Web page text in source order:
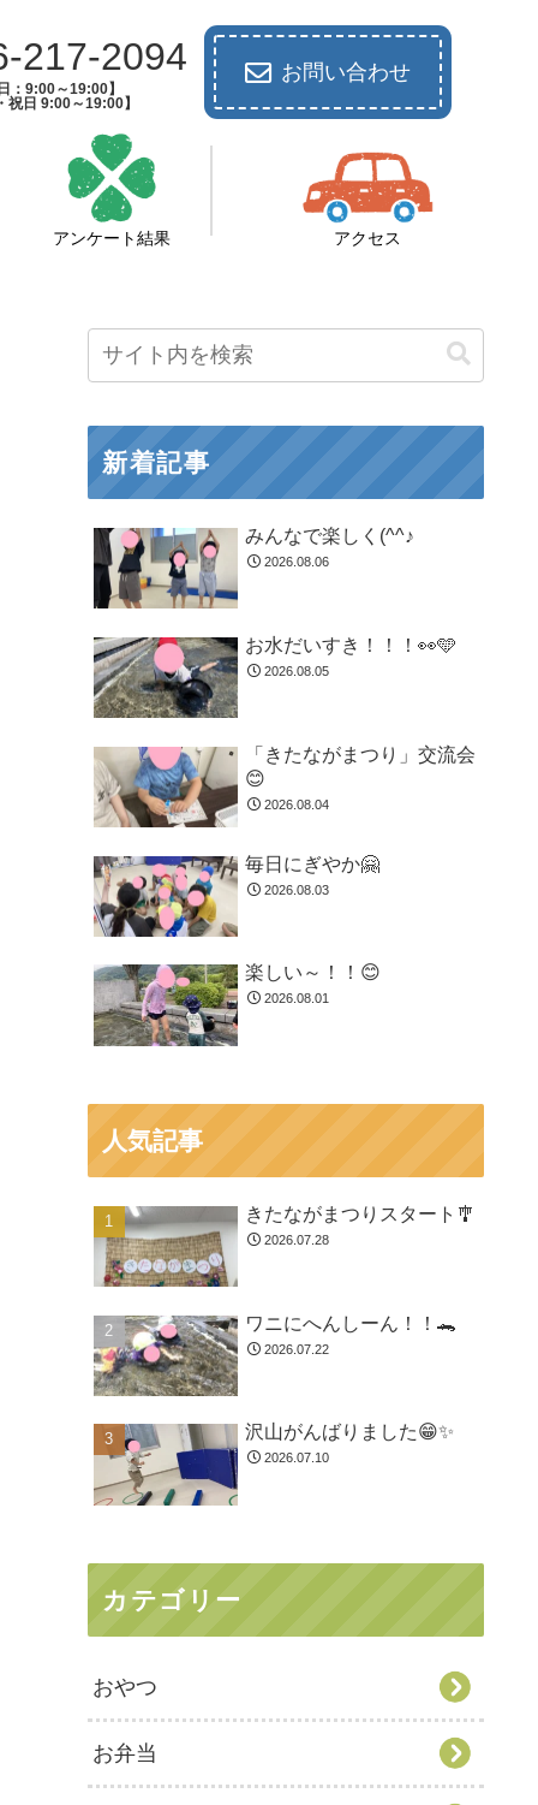
217-2094
：9:00～19:00】
祝日 9:00～19:00】
お問い合わせ
アンケート結果 アクセス
新着記事
みんなで楽しく(^^♪
2026.08.06
お水だいすき！！！👀🩵
2026.08.05
「きたながまつり」交流会
😊
2026.08.04
毎日にぎやか🤗
2026.08.03
楽しい～！！😊
2026.08.01
人気記事
きたながまつりスタート🎐
2026.07.28
ワニにへんしーん！！🐊
2026.07.22
沢山がんばりました😁✨
2026.07.10
カテゴリー
おやつ
お弁当